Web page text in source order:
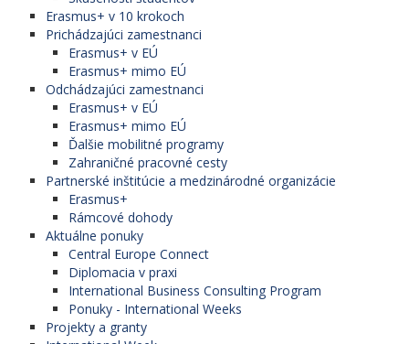
Erasmus+ v 10 krokoch
Prichádzajúci zamestnanci
Erasmus+ v EÚ
Erasmus+ mimo EÚ
Odchádzajúci zamestnanci
Erasmus+ v EÚ
Erasmus+ mimo EÚ
Ďalšie mobilitné programy
Zahraničné pracovné cesty
Partnerské inštitúcie a medzinárodné organizácie
Erasmus+
Rámcové dohody
Aktuálne ponuky
Central Europe Connect
Diplomacia v praxi
International Business Consulting Program
Ponuky - International Weeks
Projekty a granty